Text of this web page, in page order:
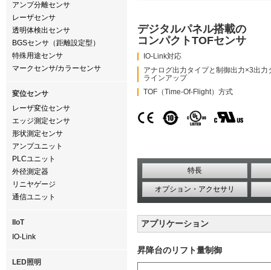
アンプ分離センサ
レーザセンサ
透明体検出センサ
BGSセンサ（距離設定型）
特殊用途センサ
マークセンサ/カラーセンサ
変位センサ
レーザ変位センサ
エッジ測定センサ
形状測定センサ
アンプユニット
PLCユニット
外径測定器
リニヤゲージ
通信ユニット
IIoT
IO-Link
LED照明
デジタルパネル搭載の
コンパクトTOFセンサ
IO-Link対応
アナログ出力タイプと制御出力×3出力
ラインアップ
TOF（Time-Of-Flight）方式
特長
オプション・アクセサリ
アプリケーション
昇降台のリフト量制御